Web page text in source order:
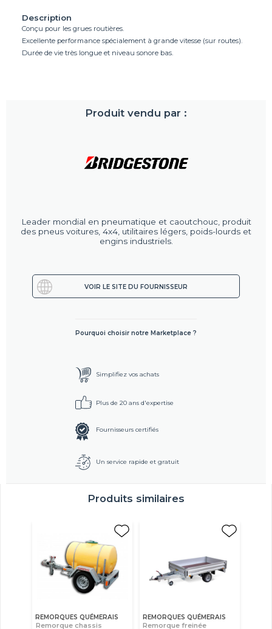
Description
Conçu pour les grues routières.
Excellente performance spécialement à grande vitesse (sur routes).
Durée de vie très longue et niveau sonore bas.
Produit vendu par :
Leader mondial en pneumatique et caoutchouc, produit
des pneus voitures, 4x4, utilitaires légers, poids-lourds et
engins industriels.
VOIR LE SITE DU FOURNISSEUR
Pourquoi choisir notre Marketplace ?
Simplifiez vos achats
Plus de 20 ans d'expertise
Fournisseurs certifiés
Un service rapide et gratuit
Produits similaires
REMORQUES QUÉMERAIS
Remorque chassis
REMORQUES QUÉMERAIS
Remorque freinée